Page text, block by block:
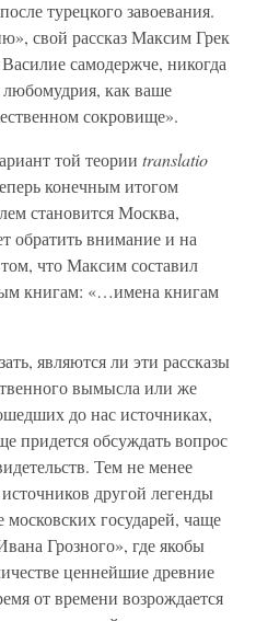
турецкого завоевания.
свой рассказ Максим Грек
самодержче, никогда
любомудрия, как ваше
сокровище».
той теории translatio
конечным итогом
становится Москва,
обратить внимание и на
что Максим составил
книгам: «…имена книгам
являются ли эти рассказы
вымысла или же
до нас источниках,
придется обсуждать вопрос
Тем не менее
другой легенды
государей, чаще
Грозного», где якобы
ценнейшие древние
от времени возрождается